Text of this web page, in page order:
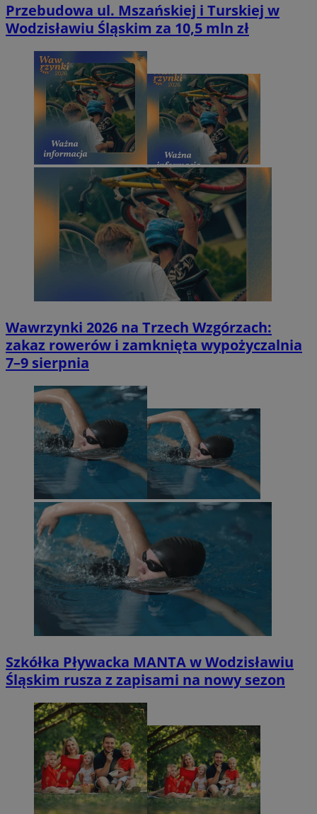
Przebudowa ul. Mszańskiej i Turskiej w
Wodzisławiu Śląskim za 10,5 mln zł
Wawrzynki 2026 na Trzech Wzgórzach:
zakaz rowerów i zamknięta wypożyczalnia
7–9 sierpnia
Szkółka Pływacka MANTA w Wodzisławiu
Śląskim rusza z zapisami na nowy sezon